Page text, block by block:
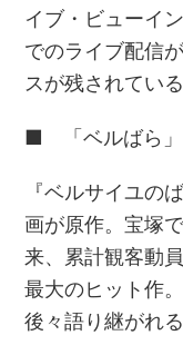
イブ・ビューイ
でのライブ配信
スが残されてい
■ 「ベルばら」
『ベルサイユの
画が原作。宝塚
来、累計観客動
最大のヒット作
後々語り継がれ